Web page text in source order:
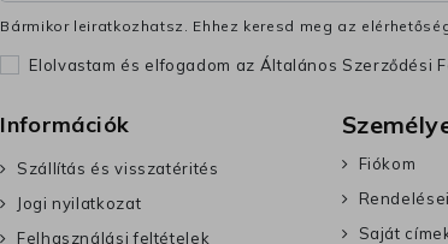
Bármikor leiratkozhatsz. Ehhez keresd meg az
Elolvastam és elfogadom az Általános Szerződési
Információk
Szállítás és visszatérités
Jogi nyilatkozat
Felhasználási feltételek
Fiókom
Saját